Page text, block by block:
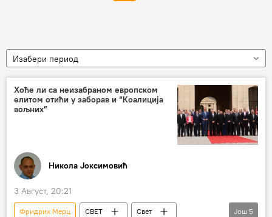
Изабери период
Хоће ли са неизабраном европском
елитом отићи у заборав и “Коалиција
вољних”
Никола Јоксимовић
3 Август, 20:21
Фридрих Мерц СВЕТ
Свет
Још 5